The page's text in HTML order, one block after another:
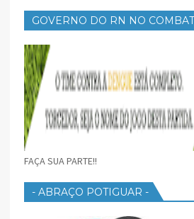
GOVERNO DO RN NO
FAÇA SUA PARTE!!
- ABRAÇO POTIGUAR -